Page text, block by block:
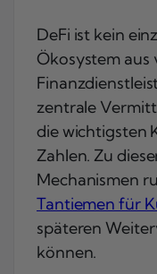
DeFi ist kein
Ökosystem aus
zentrale
die wichtigsten
Zahlen. Zu
Mechanismen
Tantiemen für
späteren
können.